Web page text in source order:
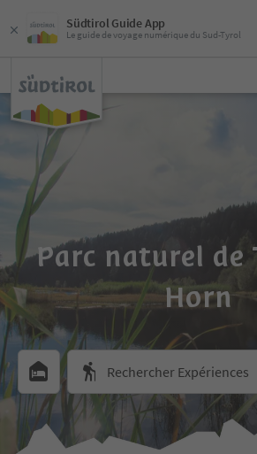
Südtirol Guide App
Le guide de voyage numérique du Sud-Tyrol
Parc naturel de
Horn
Rechercher Expériences